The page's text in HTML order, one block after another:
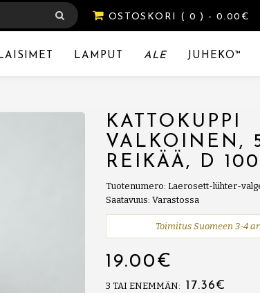
OSTOSKORI ( 0 ) - 0.00€
LAMPUT ALE JUHEKO™
KATTOKUPPI
VALKOINEN,
REIKÄÄ, D
Tuotenumero: Laerosett-lühter-
Saatavuus: Varastossa
Toimitus Suomeen 3-4
19.00€
3 TAI ENEMMÄN: 17.36€